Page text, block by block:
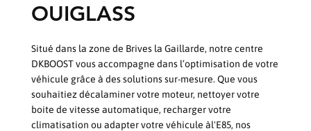
OUIGLASS
Situé dans la zone de Brives la Gaillarde, notre centre
DKBOOST vous accompagne dans l’optimisation de votre
véhicule grâce à des solutions sur-mesure. Que vous
souhaitiez décalaminer votre moteur, nettoyer votre
boite de vitesse automatique, recharger votre
climatisation ou adapter votre véhicule àl'E85, nos